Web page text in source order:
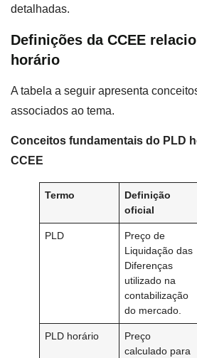
detalhadas.
Definições da CCEE
horário
A tabela a seguir apresenta
associados ao tema.
Conceitos fundamentais do PLD
CCEE
Termo
Definição
oficial
PLD
Preço de
Liquidação das
Diferenças
utilizado na
contabilização
do mercado.
PLD horário
Preço
calculado para